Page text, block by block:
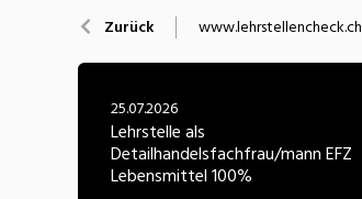
Nahrung
Wirtschaft/Verwaltung
Zurück www.lehrstellencheck.ch
25.07.2026
Lehrstelle als
Detailhandelsfachfrau/mann EFZ
Lebensmittel 100%